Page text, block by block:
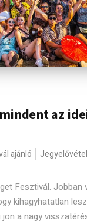
az
ajánló Jegyelővétel
Fesztivál. Jobban
kihagyhatatlan
a nagy